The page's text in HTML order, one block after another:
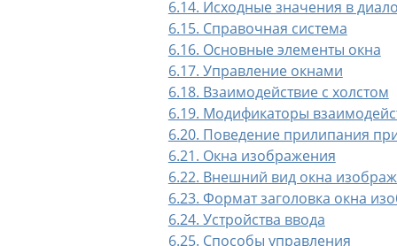
6.14. Исходные значения в
6.15. Справочная система
6.16. Основные элементы окна
6.17. Управление окнами
6.18. Взаимодействие с холстом
6.19. Модификаторы
6.20. Поведение прилипания
6.21. Окна изображения
6.22. Внешний вид окна
6.23. Формат заголовка окна
6.24. Устройства ввода
6.25. Способы управления